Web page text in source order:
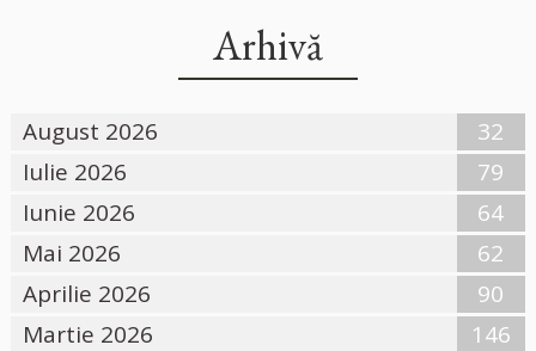
Arhivă
August 2026
32
Iulie 2026
79
Iunie 2026
64
Mai 2026
62
Aprilie 2026
90
Martie 2026
146